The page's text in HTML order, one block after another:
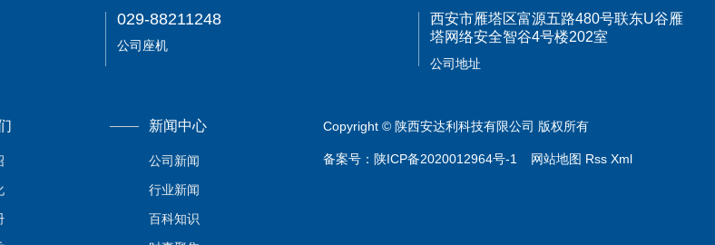
029-88211248
公司座机
西安市雁塔区富源五路480号联东U谷雁
塔网络安全智谷4号楼202室
公司地址
新闻中心
公司新闻
行业新闻
百科知识
Copyright © 陕西安达利科技有限公司 版权所有
备案号： 陕ICP备2020012964号-1 网站地图 Rss Xml